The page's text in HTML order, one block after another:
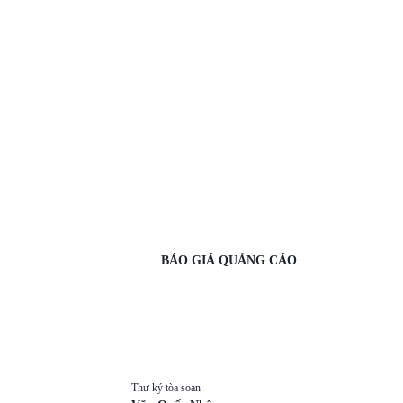
BÁO GIÁ QUẢNG CÁO
Thư ký tòa soạn